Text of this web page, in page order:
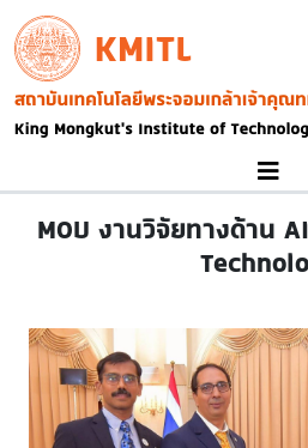
Skip to main content
KMITL
Image
MOU งานวิจัยทางด้าน